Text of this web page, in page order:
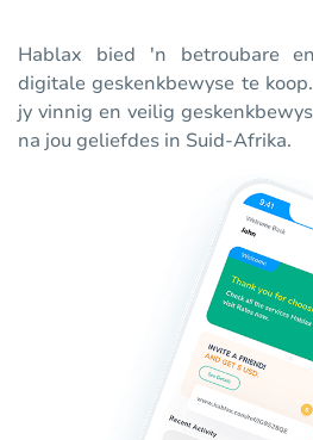
Hablax bied 'n betroubare
digitale geskenkbewyse te
jy vinnig en veilig
na jou geliefdes in Suid-Afrika.